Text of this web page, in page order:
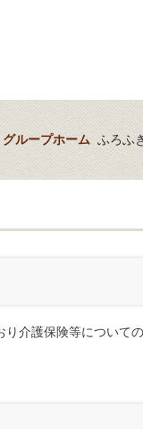
グループホーム ふろふ
介護保険等について